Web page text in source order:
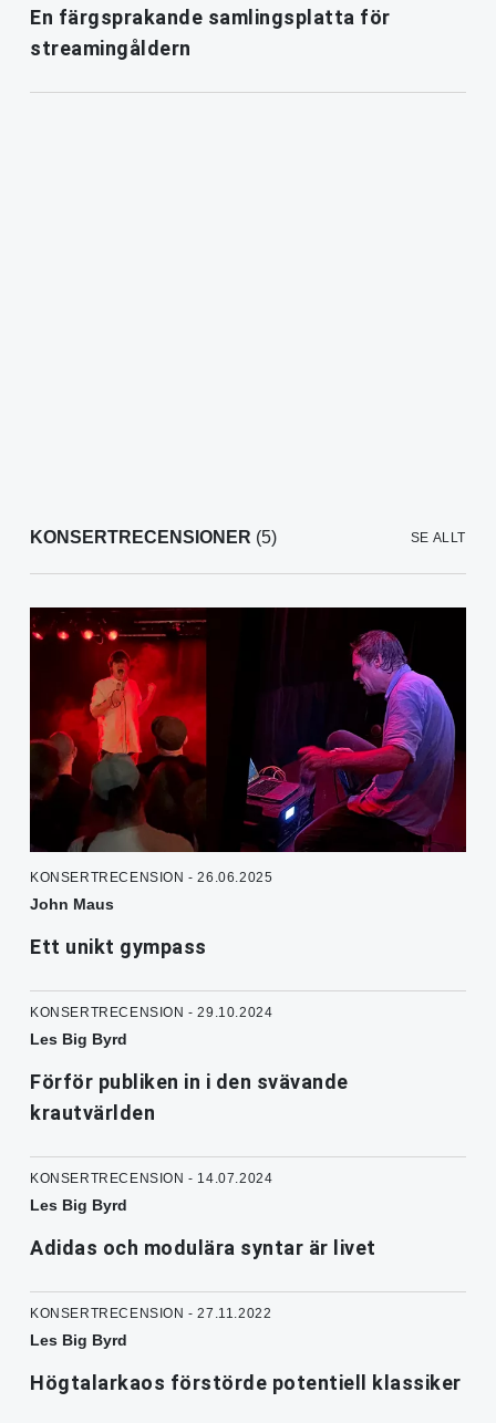
En färgsprakande samlingsplatta för
streamingåldern
KONSERTRECENSIONER (5) SE ALLT
KONSERTRECENSION - 26.06.2025
John Maus
Ett unikt gympass
KONSERTRECENSION - 29.10.2024
Les Big Byrd
Förför publiken in i den svävande
krautvärlden
KONSERTRECENSION - 14.07.2024
Les Big Byrd
Adidas och modulära syntar är livet
KONSERTRECENSION - 27.11.2022
Les Big Byrd
Högtalarkaos förstörde potentiell klassiker